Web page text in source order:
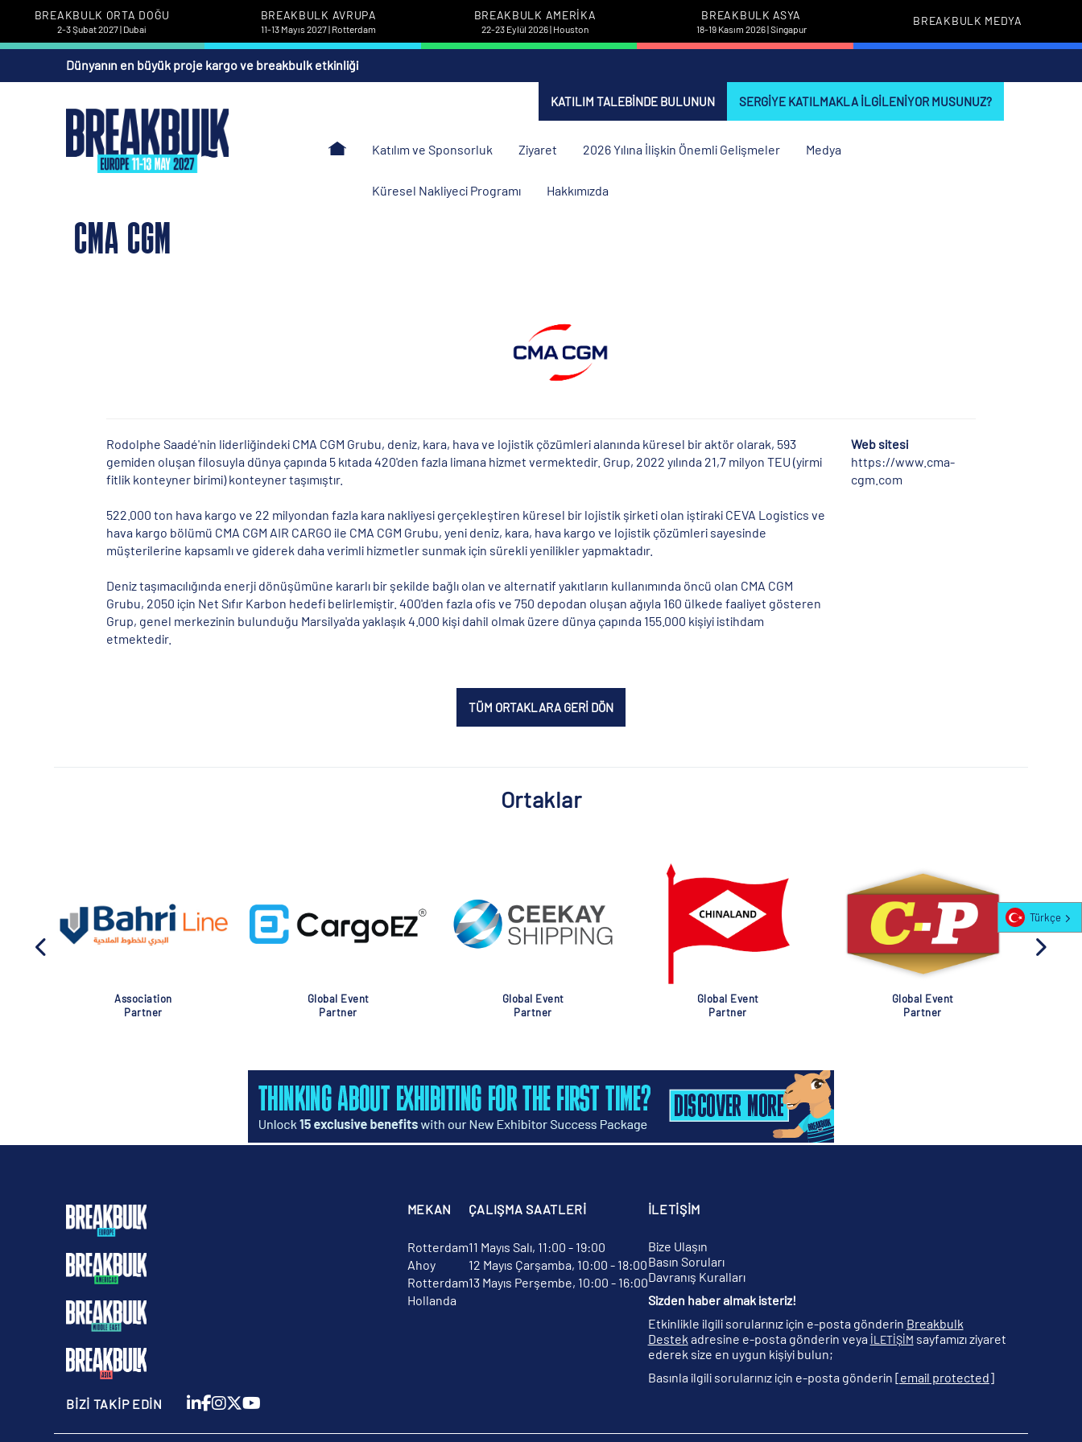
BREAKBULK ORTA DOĞU
2-3 Şubat 2027 | Dubai
BREAKBULK AVRUPA
11-13 Mayıs 2027 | Rotterdam
BREAKBULK AMERIKA
22-23 Eylül 2026 | Houston
BREAKBULK ASYA
18-19 Kasım 2026 | Singapur
BREAKBULK MEDYA
Dünyanın en büyük proje kargo ve breakbulk etkinliği
KATILIM TALEBINDE BULUNUN SERGIYE KATILMAKLA ILGILENIYOR MUSUNUZ?
Katılım ve Sponsorluk Ziyaret 2026 Yılına İlişkin Önemli Gelişmeler Medya
Küresel Nakliyeci Programı Hakkımızda
CMA CGM
Rodolphe Saadé'nin liderliğindeki CMA CGM Grubu, deniz, kara, hava ve lojistik çözümleri alanında küresel bir aktör olarak, 593
gemiden oluşan filosuyla dünya çapında 5 kıtada 420'den fazla limana hizmet vermektedir. Grup, 2022 yılında 21,7 milyon TEU (yirmi
fitlik konteyner birimi) konteyner taşımıştır.
522.000 ton hava kargo ve 22 milyondan fazla kara nakliyesi gerçekleştiren küresel bir lojistik şirketi olan iştiraki CEVA Logistics ve
hava kargo bölümü CMA CGM AIR CARGO ile CMA CGM Grubu, yeni deniz, kara, hava kargo ve lojistik çözümleri sayesinde
müşterilerine kapsamlı ve giderek daha verimli hizmetler sunmak için sürekli yenilikler yapmaktadır.
Deniz taşımacılığında enerji dönüşümüne kararlı bir şekilde bağlı olan ve alternatif yakıtların kullanımında öncü olan CMA CGM
Grubu, 2050 için Net Sıfır Karbon hedefi belirlemiştir. 400'den fazla ofis ve 750 depodan oluşan ağıyla 160 ülkede faaliyet gösteren
Grup, genel merkezinin bulunduğu Marsilya'da yaklaşık 4.000 kişi dahil olmak üzere dünya çapında 155.000 kişiyi istihdam
etmektedir.
Web sitesi
https://www.cma-
cgm.com
TÜM ORTAKLARA GERİ DÖN
Ortaklar
Association
Partner
Global Event
Partner
Global Event
Partner
Global Event
Partner
Global Event
Partner
MEKAN
Rotterdam
Ahoy
Rotterdam
Hollanda
ÇALIŞMA SAATLERİ
11 Mayıs Salı, 11:00 - 19:00
12 Mayıs Çarşamba, 10:00 - 18:00
13 Mayıs Perşembe, 10:00 - 16:00
İLETİŞİM
Bize Ulaşın
Basın Soruları
Davranış Kuralları
Sizden haber almak isteriz!
Etkinlikle ilgili sorularınız için e-posta gönderin Breakbulk
Destek adresine e-posta gönderin veya İLETİŞİM sayfamızı ziyaret
ederek size en uygun kişiyi bulun;
Basınla ilgili sorularınız için e-posta gönderin [email protected]
BİZİ TAKİP EDİN
Türkçe